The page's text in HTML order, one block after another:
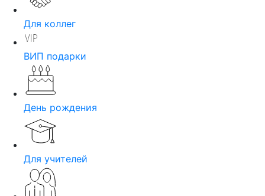
Для коллег
ВИП подарки
День рождения
Для учителей